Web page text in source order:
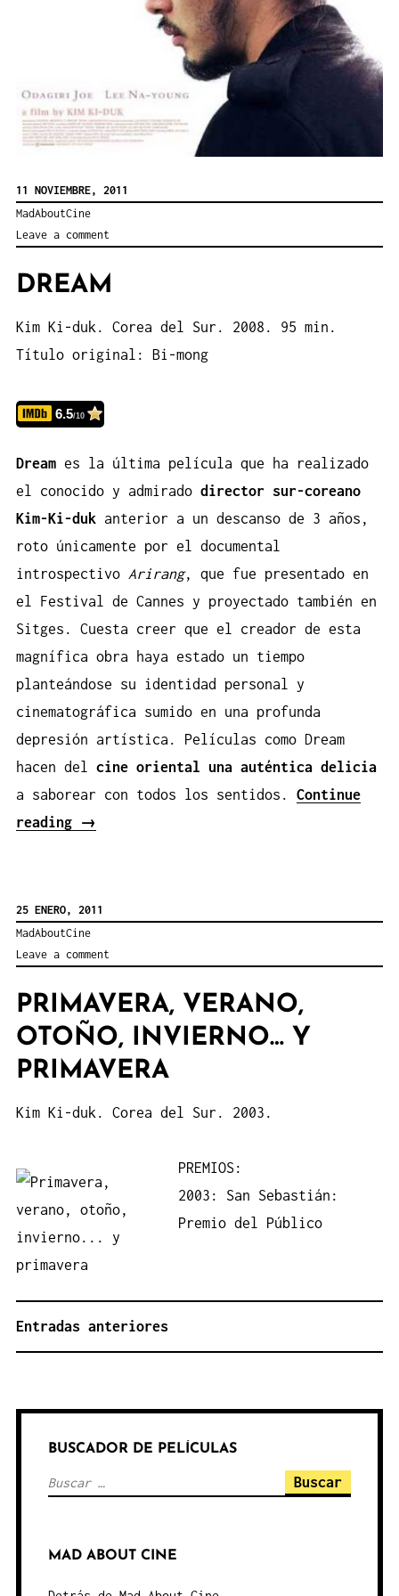
11 NOVIEMBRE, 2011
MadAboutCine
Leave a comment
DREAM
Kim Ki-duk. Corea del Sur. 2008. 95 min.
Título original: Bi-mong
6.5/10
Dream es la última película que ha realizado
el conocido y admirado director sur-coreano
Kim-Ki-duk anterior a un descanso de 3 años,
roto únicamente por el documental
introspectivo Arirang, que fue presentado en
el Festival de Cannes y proyectado también en
Sitges . Cuesta creer que el creador de esta
magnífica obra haya estado un tiempo
planteándose su identidad personal y
cinematográfica sumido en una profunda
depresión artística. Películas como Dream
hacen del cine oriental una auténtica delicia
a saborear con todos los sentidos. Continue
reading
«Dream»
→
25 ENERO, 2011
MadAboutCine
Leave a comment
PRIMAVERA, VERANO,
OTOÑO, INVIERNO… Y
PRIMAVERA
Kim Ki-duk. Corea del Sur. 2003.
PREMIOS:
2003: San Sebastián:
Premio del Público
NAVEGACIÓN
DE
Entradas anteriores
BUSCADOR DE PELÍCULAS
Buscar:
MAD ABOUT CINE